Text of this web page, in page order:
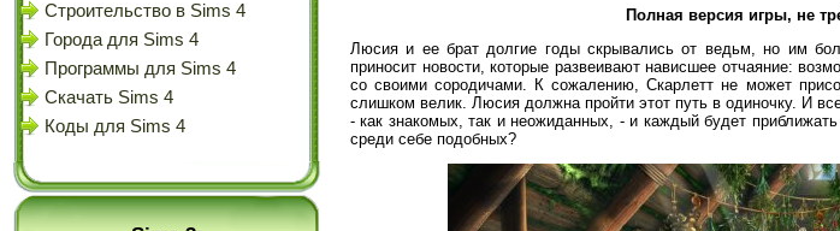
Строительство в Sims 4
Города для Sims 4
Программы для Sims 4
Скачать Sims 4
Коды для Sims 4
Полная версия игры, не
Люсия и ее брат долгие годы скрывались от ведьм, но им
приносит новости, которые развеивают нависшее отчаяние:
со своими сородичами. К сожалению, Скарлетт не может
слишком велик. Люсия должна пройти этот путь в одиночку. И
- как знакомых, так и неожиданных, - и каждый будет
среди себе подобных?